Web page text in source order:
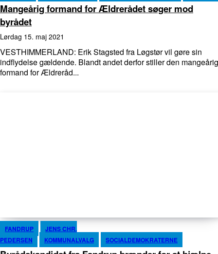
Mangeårig formand for Ældrerådet søger mod
byrådet
lørdag 15. maj 2021
VESTHIMMERLAND: Erik Stagsted fra Løgstør vil gøre sin
indflydelse gældende. Blandt andet derfor stiller den
formand for Ældreråd...
FANDRUP
JENS CHR.
PEDERSEN
KOMMUNALVALG SOCIALDEMOKRATERNE